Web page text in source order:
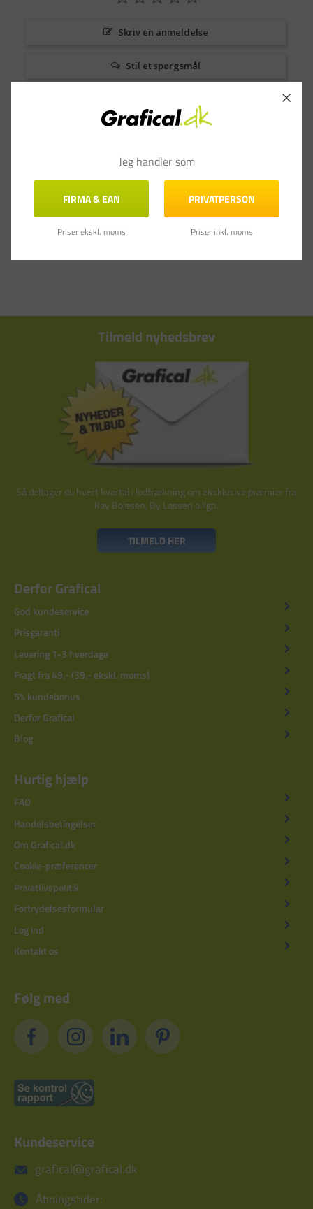
Skriv en anmeldelse
Stil et spørgsmål
Tilmeld nyhedsbrev
Så deltager du hvert kvartal i lodtrækning om eksklusive præmier fra
Kay Bojesen, By Lassen o.lign.
TILMELD HER
Derfor Grafical
God kundeservice
Prisgaranti
Levering 1-3 hverdage
Fragt fra 49,- (39,- ekskl. moms)
5% kundebonus
Derfor Grafical
Blog
Hurtig hjælp
FAQ
Handelsbetingelser
Om Grafical.dk
Cookie-præferencer
Privatlivspolitik
Fortrydelsesformular
Log ind
Kontakt os
Følg med
Kundeservice
grafical@grafical.dk
Åbningstider:
Jeg handler som
FIRMA & EAN
Priser ekskl. moms
PRIVATPERSON
Priser inkl. moms